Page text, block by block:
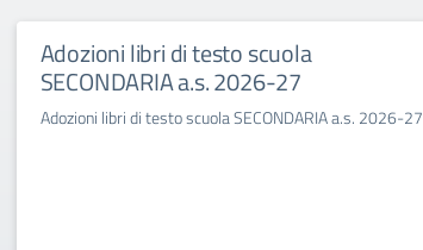
Adozioni libri di testo scuola
SECONDARIA a.s. 2026-27
Adozioni libri di testo scuola SECONDARIA a.s. 2026-27